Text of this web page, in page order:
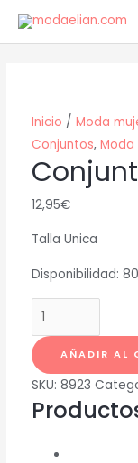
Inicio / Moda
Conjuntos, Moda
12,95€
Talla Unica
Disponibilidad:
Conjunto
AÑADIR AL
SKU: 8923